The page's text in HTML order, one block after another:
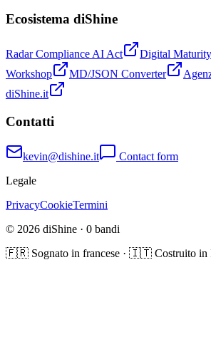
Ecosistema diShine
Radar Compliance AI Act Digital
Workshop
MD/JSON Converter
diShine.it
Contatti
kevin@dishine.it
Contact form
Legale
PrivacyCookieTermini
© 2026 diShine · 0 bandi
🇫🇷 Sognato in francese · 🇮🇹 Costruito in